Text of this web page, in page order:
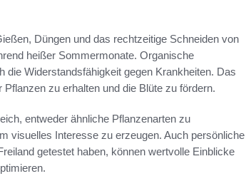
Düngen und das rechtzeitige Schneiden von
heißer Sommermonate. Organische
Widerstandsfähigkeit gegen Krankheiten. Das
zu erhalten und die Blüte zu fördern.
entweder ähnliche Pflanzenarten zu
visuelles Interesse zu erzeugen. Auch persönliche
getestet haben, können wertvolle Einblicke